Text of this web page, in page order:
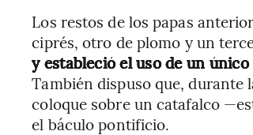
Los restos de los papas
ciprés, otro de plomo y un
y estableció el uso de un
También dispuso que, durante
coloque sobre un catafalco
el báculo pontificio.